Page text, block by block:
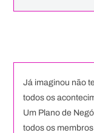
Já imaginou não
todos os
Um Plano de
todos os